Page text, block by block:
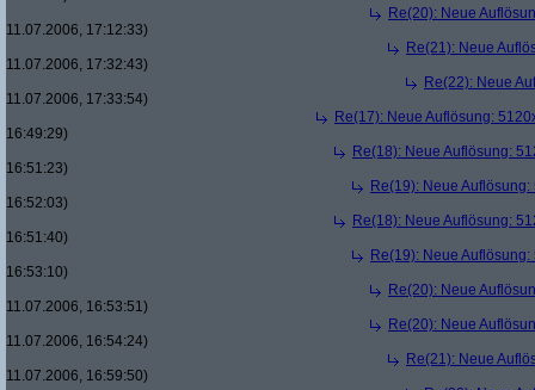
Re(20): Neue
11.07.2006, 17:12:33)
Re(21): Neue
11.07.2006, 17:32:43)
Re(22): Neue
11.07.2006, 17:33:54)
Re(17): Neue Auflösung:
16:49:29)
Re(18): Neue Auflösung:
16:51:23)
Re(19): Neue
16:52:03)
Re(18): Neue Auflösung:
16:51:40)
Re(19): Neue
16:53:10)
Re(20): Neue
11.07.2006, 16:53:51)
Re(20): Neue
11.07.2006, 16:54:24)
Re(21): Neue
11.07.2006, 16:59:50)